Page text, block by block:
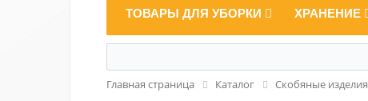
ТОВАРЫ ДЛЯ УБОРКИ ХРАНЕНИЕ
Главная страница Каталог Скобяные изделия